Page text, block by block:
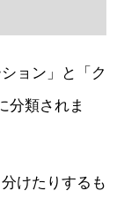
ョン」と「ク
分類されま
けたりするも